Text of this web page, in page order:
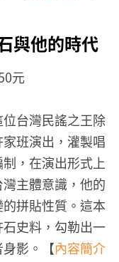
與他的時代
元
台灣民謠之王除
班演出，灌製唱
，在演出形式上
主體意識，他的
拼貼性質。這本
史料，勾勒出一
影。【內容簡介